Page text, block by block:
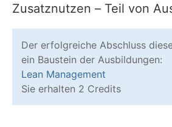
Zusatznutzen – Teil von
Der erfolgreiche Abschluss
ein Baustein der Ausbildungen:
Lean Management
Sie erhalten 2 Credits